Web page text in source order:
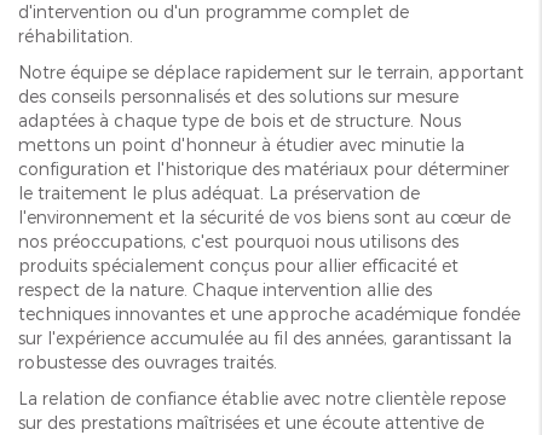
d'intervention ou d'un programme complet de
réhabilitation.
Notre équipe se déplace rapidement sur le terrain, apportant
des conseils personnalisés et des solutions sur mesure
adaptées à chaque type de bois et de structure. Nous
mettons un point d'honneur à étudier avec minutie la
configuration et l'historique des matériaux pour déterminer
le traitement le plus adéquat. La préservation de
l'environnement et la sécurité de vos biens sont au cœur de
nos préoccupations, c'est pourquoi nous utilisons des
produits spécialement conçus pour allier efficacité et
respect de la nature. Chaque intervention allie des
techniques innovantes et une approche académique fondée
sur l'expérience accumulée au fil des années, garantissant la
robustesse des ouvrages traités.
La relation de confiance établie avec notre clientèle repose
sur des prestations maîtrisées et une écoute attentive de